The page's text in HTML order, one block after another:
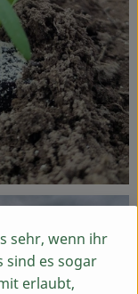
sehr, wenn ihr
sind es sogar
erlaubt,